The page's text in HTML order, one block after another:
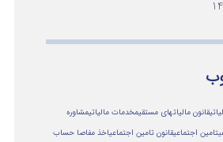
قانون مالیاتهای مستقیمخدمات مالیاتیمشاوره
تامین اجتماعیقانون تامین اجتماعیاخذ مفاصا حساب